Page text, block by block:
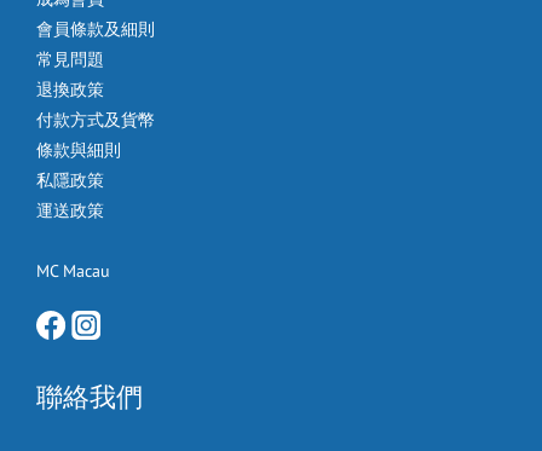
會員條款及細則
常見問題
退換政策
付款方式及貨幣
條款與細則
私隱政策
運送政策
MC Macau
聯絡我們